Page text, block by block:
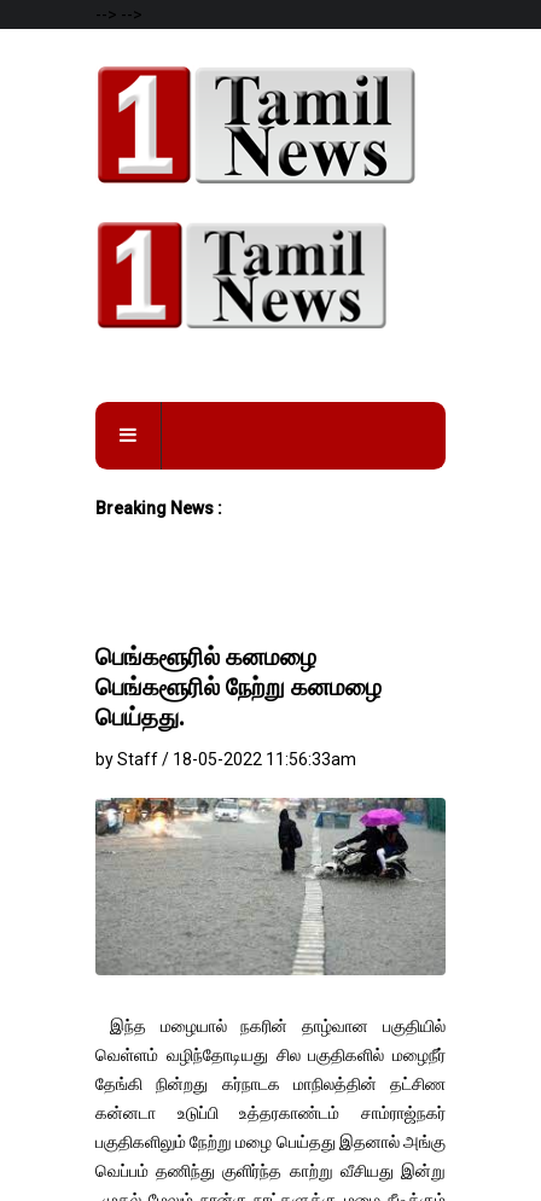
--> -->
Breaking News :
பெங்களூரில் கனமழை
பெங்களூரில் நேற்று கனமழை
பெய்தது.
by Staff / 18-05-2022 11:56:33am
இந்த மழையால் நகரின் தாழ்வான பகுதியில்
வெள்ளம் வழிந்தோடியது சில பகுதிகளில் மழைநீர்
தேங்கி நின்றது கர்நாடக மாநிலத்தின் தட்சிண
கன்னடா உடுப்பி உத்தரகாண்டம் சாம்ராஜ்நகர்
பகுதிகளிலும் நேற்று மழை பெய்தது இதனால் அங்கு
வெப்பம் தணிந்து குளிர்ந்த காற்று வீசியது இன்று